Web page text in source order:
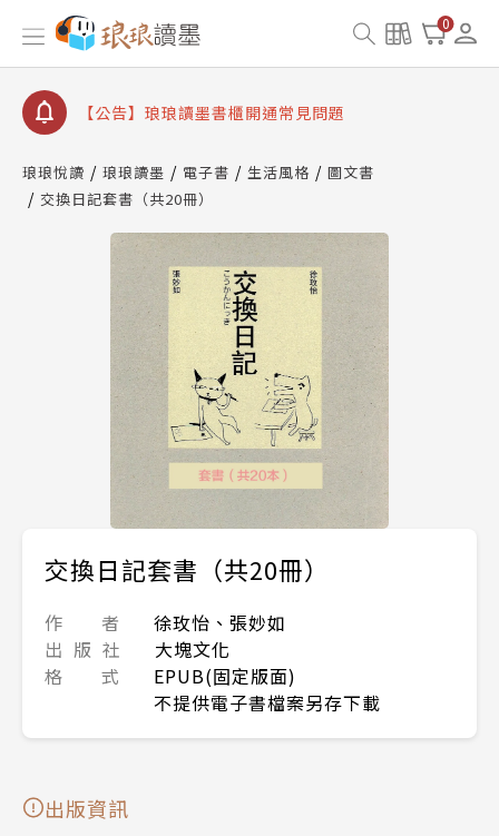
0
【公告】琅琅書店服務升級重要說明及資產合併結果
查詢
【公告】琅琅讀墨數位閱讀資產合併與書櫃開通申請
【公告】琅琅讀墨書櫃開通常見問題
請圖文教學
【公告】琅琅書店服務升級重要說明及資產合併結果
查詢
【公告】琅琅讀墨數位閱讀資產合併與書櫃開通申請
琅琅悅讀 琅琅讀墨 電子書 生活風格
圖文書
交換日記套書（共20冊）
交換日記套書（共20冊）
作 者
徐玫怡、張妙如
出 版 社
大塊文化
格 式
EPUB(固定版面)
不提供電子書檔案另存下載
出版資訊